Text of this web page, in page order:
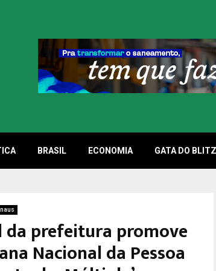
BRASIL ECONOMIA GATA DO BLITZ
da prefeitura promove
Nacional da Pessoa